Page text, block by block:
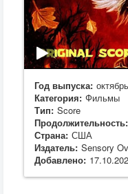
Год выпуска:
Категория: Фильмы
Тип: Score
Продолжительность:
Страна: США
Издатель: Sensory
Добавлено: